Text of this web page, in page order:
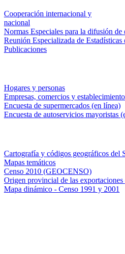
Cooperación internacional y
nacional
Normas Especiales para la difusión
Reunión Especializada de
Publicaciones
Hogares y personas
Empresas, comercios y
Encuesta de supermercados (en línea)
Encuesta de autoservicios mayoristas
Cartografía y códigos geográficos
Mapas temáticos
Censo 2010 (GEOCENSO)
Origen provincial de las
Mapa dinámico - Censo 1991 y 2001